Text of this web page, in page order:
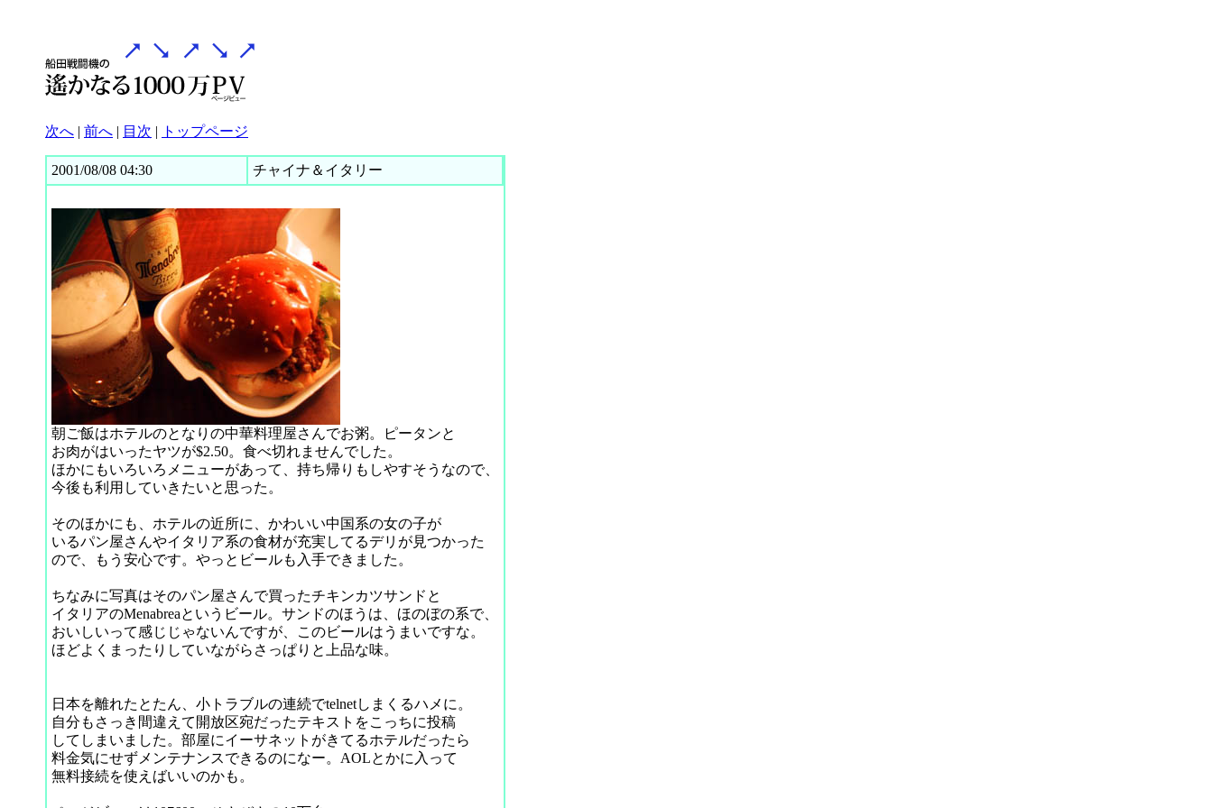
次へ | 前へ | 目次 | トップページ
2001/08/08 04:30 チャイナ＆イタリー
朝ご飯はホテルのとなりの中華料理屋さんでお粥。ピータンと
お肉がはいったヤツが$2.50。食べ切れませんでした。
ほかにもいろいろメニューがあって、持ち帰りもしやすそうなので、
今後も利用していきたいと思った。
そのほかにも、ホテルの近所に、かわいい中国系の女の子が
いるパン屋さんやイタリア系の食材が充実してるデリが見つかった
ので、もう安心です。やっとビールも入手できました。
ちなみに写真はそのパン屋さんで買ったチキンカツサンドと
イタリアのMenabreaというビール。サンドのほうは、ほのぼの系で、
おいしいって感じじゃないんですが、このビールはうまいですな。
ほどよくまったりしていながらさっぱりと上品な味。
日本を離れたとたん、小トラブルの連続でtelnetしまくるハメに。
自分もさっき間違えて開放区宛だったテキストをこっちに投稿
してしまいました。部屋にイーサネットがきてるホテルだったら
料金気にせずメンテナンスできるのになー。AOLとかに入って
無料接続を使えばいいのかも。